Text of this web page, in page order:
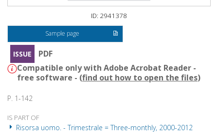
ID: 2941378
Sample page
ISSUE
PDF
Compatible only with Adobe Acrobat Reader -
free software - (find out how to open the files)
P. 1-142
IS PART OF
Risorsa uomo. - Trimestrale = Three-monthly, 2000-2012